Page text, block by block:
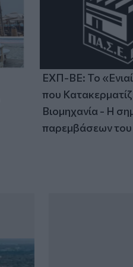
ΕΧΠ-ΒΕ: Το
που
Βιομηχανία - Η
παρεμβάσεων